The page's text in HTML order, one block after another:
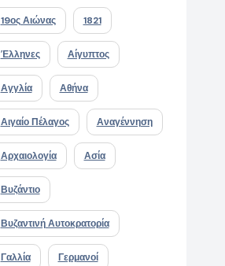
19ος Αιώνας 1821
Έλληνες Αίγυπτος
Αγγλία Αθήνα
Αιγαίο Πέλαγος Αναγέννηση
Αρχαιολογία Ασία
Βυζάντιο
Βυζαντινή Αυτοκρατορία
Γαλλία Γερμανοί